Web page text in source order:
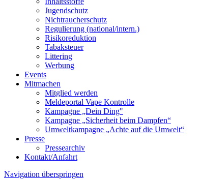
Jugendschutz
Nichtraucherschutz
Regulierung (national/intern.)
Risikoreduktion
Tabaksteuer
Littering
Werbung
Events
Mitmachen
Mitglied werden
Meldeportal Vape Kontrolle
Kampagne „Dein Ding"
Kampagne „Sicherheit beim Dampfen“
Umweltkampagne „Achte auf die Umwelt“
Presse
Pressearchiv
Kontakt/Anfahrt
Navigation überspringen